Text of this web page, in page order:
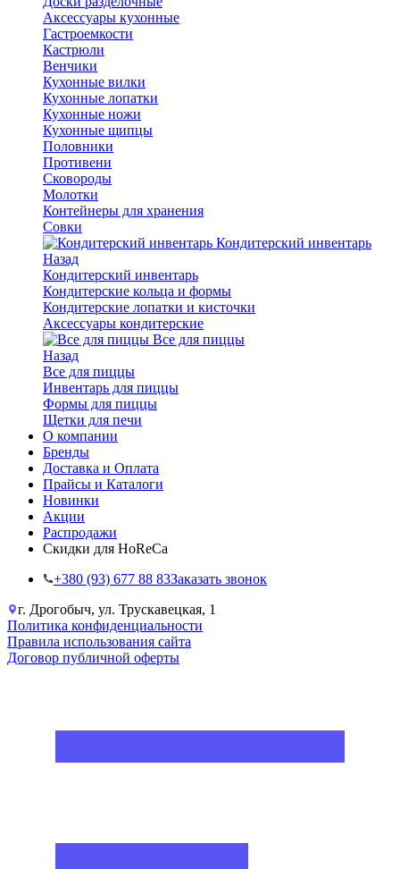
Аксессуары кухонные
Гастроемкости
Кастрюли
Венчики
Кухонные вилки
Кухонные лопатки
Кухонные ножи
Кухонные щипцы
Половники
Противени
Сковороды
Молотки
Контейнеры для хранения
Совки
Кондитерский инвентарь
Назад
Кондитерский инвентарь
Кондитерские кольца и формы
Кондитерские лопатки и кисточки
Аксессуары кондитерские
Все для пиццы
Назад
Все для пиццы
Инвентарь для пиццы
Формы для пиццы
Щетки для печи
О компании
Бренды
Доставка и Оплата
Прайсы и Каталоги
Новинки
Акции
Распродажи
Скидки для HoReCa
+38‎0 (93) 677 88 83Заказать звонок
г. Дрогобыч, ул. Трускавецкая, 1
Политика конфиденциальности
Правила использования сайта
Договор публичной оферты